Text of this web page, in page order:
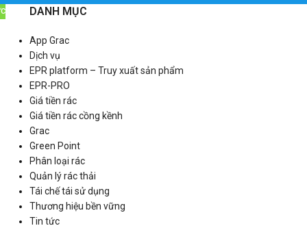
DANH MỤC
App Grac
Dịch vụ
EPR platform – Truy xuất sản phẩm
EPR-PRO
Giá tiền rác
Giá tiền rác cồng kềnh
Grac
Green Point
Phân loại rác
Quản lý rác thải
Tái chế tái sử dụng
Thương hiệu bền vững
Tin tức